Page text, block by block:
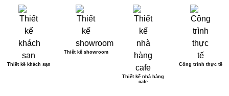
Thiết kế khách sạn
Thiết kế showroom
Thiết kế nhà hàng
cafe
Công trình thực tế